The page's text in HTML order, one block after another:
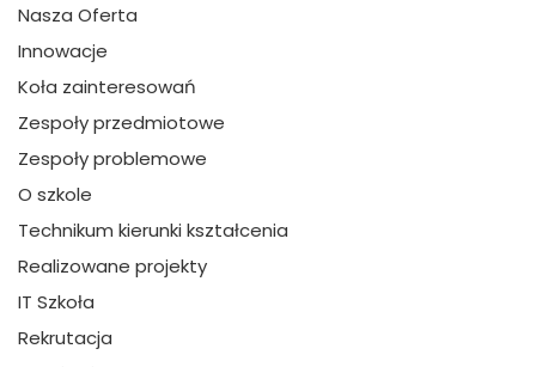
Nasza Oferta
Innowacje
Koła zainteresowań
Zespoły przedmiotowe
Zespoły problemowe
O szkole
Technikum kierunki kształcenia
Realizowane projekty
IT Szkoła
Rekrutacja